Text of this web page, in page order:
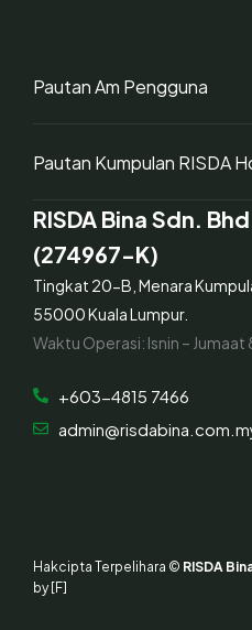
Pautan Am Pengguna
Pautan Kumpulan RISDA
RISDA Bina Sdn.
(274967-K)
Tingkat 20-B, Menara
55000 Kuala Lumpur.
Waktu Operasi: Isnin –
+603-4815 7466
Hakcipta Terpelihara © RISDA
by[F]